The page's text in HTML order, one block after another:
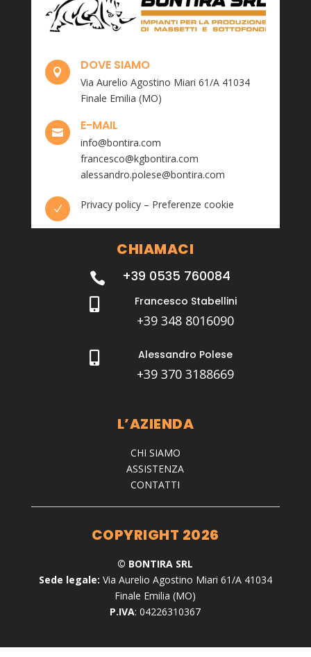
 DOVE SIAMO
Via Aurelio Agostino Miari 61/A 41034
Finale Emilia (MO)
 E-MAIL
info@bontira.com
francesco@kgbontira.com
alessandro.polese@bontira.com
N Privacy policy– Preferenze cookie
CHIAMACI
 +39 0535 760084
 Francesco Stabellini
+39 348 8016090
 Alessandro Polese
+39 370 3188669
L’AZIENDA
CHI SIAMO
ASSISTENZA
CONTATTI
COPYRIGHT 2026
© BONTIRA SRL
Sede legale: Via Aurelio Agostino Miari 61/A 41034
Finale Emilia (MO)
P.IVA: 04226310367